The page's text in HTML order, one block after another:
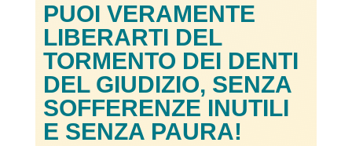
PUOI VERAMENTE
LIBERARTI DEL
TORMENTO DEI DENTI
DEL GIUDIZIO, SENZA
SOFFERENZE INUTILI
E SENZA PAURA!